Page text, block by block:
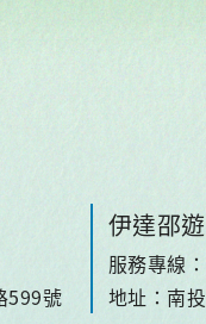
599號
伊達邵
服務專線
地址：南